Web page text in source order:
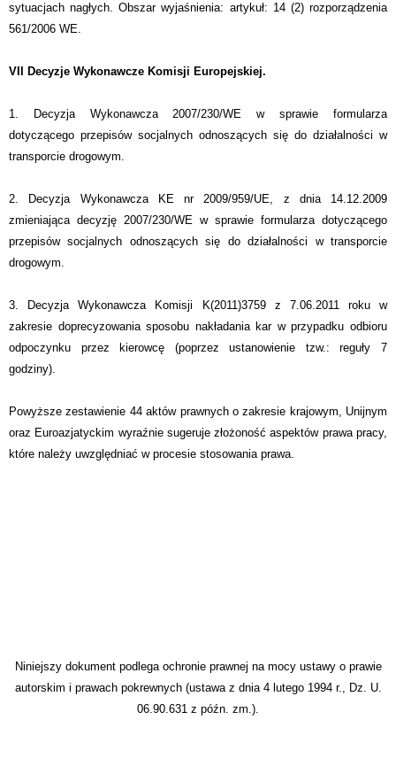
sytuacjach nagłych. Obszar wyjaśnienia: artykuł: 14 (2) rozporządzenia
561/2006 WE.
VII Decyzje Wykonawcze Komisji Europejskiej.
1. Decyzja Wykonawcza 2007/230/WE w sprawie formularza
dotyczącego przepisów socjalnych odnoszących się do działalności w
transporcie drogowym.
2. Decyzja Wykonawcza KE nr 2009/959/UE, z dnia 14.12.2009
zmieniająca decyzję 2007/230/WE w sprawie formularza dotyczącego
przepisów socjalnych odnoszących się do działalności w transporcie
drogowym.
3. Decyzja Wykonawcza Komisji K(2011)3759 z 7.06.2011 roku w
zakresie doprecyzowania sposobu nakładania kar w przypadku odbioru
odpoczynku przez kierowcę (poprzez ustanowienie tzw.: reguły 7
godziny).
Powyższe zestawienie 44 aktów prawnych o zakresie krajowym, Unijnym
oraz Euroazjatyckim wyraźnie sugeruje złożoność aspektów prawa pracy,
które należy uwzględniać w procesie stosowania prawa.
Niniejszy dokument podlega ochronie prawnej na mocy ustawy o prawie
autorskim i prawach pokrewnych (ustawa z dnia 4 lutego 1994 r., Dz. U.
06.90.631 z późn. zm.).